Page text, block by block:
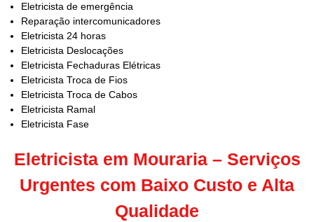
Eletricista de emergência
Reparação intercomunicadores
Eletricista 24 horas
Eletricista Deslocações
Eletricista Fechaduras Elétricas
Eletricista Troca de Fios
Eletricista Troca de Cabos
Eletricista Ramal
Eletricista Fase
Eletricista em Mouraria – Serviços
Urgentes com Baixo Custo e Alta
Qualidade